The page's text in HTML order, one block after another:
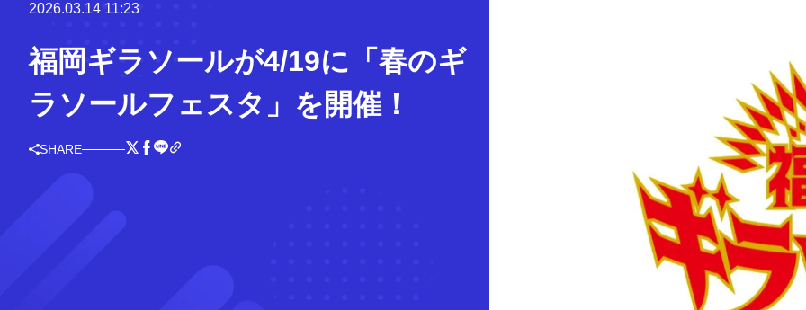
2026.03.14 11:23
福岡ギラソールが4/19に「春のギ
ラソールフェスタ」を開催！
SHARE